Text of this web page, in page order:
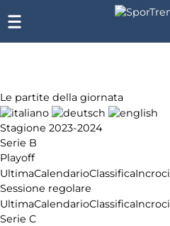
Le partite della giornata
Stagione 2023-2024
Serie B
Playoff
UltimaCalendarioClassificaIncroci
Sessione regolare
UltimaCalendarioClassificaIncroci
Serie C
Chi
siamo
Affiliazione